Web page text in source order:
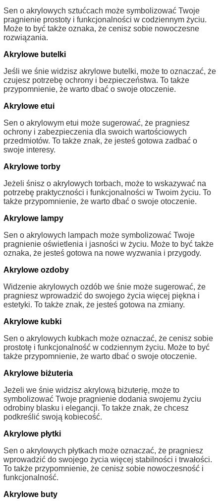
Sen o akrylowych sztućcach może symbolizować Twoje
pragnienie prostoty i funkcjonalności w codziennym życiu.
Może to być także oznaka, że cenisz sobie nowoczesne
rozwiązania.
Akrylowe butelki
Jeśli we śnie widzisz akrylowe butelki, może to oznaczać, że
czujesz potrzebę ochrony i bezpieczeństwa. To także
przypomnienie, że warto dbać o swoje otoczenie.
Akrylowe etui
Sen o akrylowym etui może sugerować, że pragniesz
ochrony i zabezpieczenia dla swoich wartościowych
przedmiotów. To także znak, że jesteś gotowa zadbać o
swoje interesy.
Akrylowe torby
Jeżeli śnisz o akrylowych torbach, może to wskazywać na
potrzebę praktyczności i funkcjonalności w Twoim życiu. To
także przypomnienie, że warto dbać o swoje otoczenie.
Akrylowe lampy
Sen o akrylowych lampach może symbolizować Twoje
pragnienie oświetlenia i jasności w życiu. Może to być także
oznaka, że jesteś gotowa na nowe wyzwania i przygody.
Akrylowe ozdoby
Widzenie akrylowych ozdób we śnie może sugerować, że
pragniesz wprowadzić do swojego życia więcej piękna i
estetyki. To także znak, że jesteś gotowa na zmiany.
Akrylowe kubki
Sen o akrylowych kubkach może oznaczać, że cenisz sobie
prostotę i funkcjonalność w codziennym życiu. Może to być
także przypomnienie, że warto dbać o swoje otoczenie.
Akrylowe biżuteria
Jeżeli we śnie widzisz akrylową biżuterię, może to
symbolizować Twoje pragnienie dodania swojemu życiu
odrobiny blasku i elegancji. To także znak, że chcesz
podkreślić swoją kobiecość.
Akrylowe płytki
Sen o akrylowych płytkach może oznaczać, że pragniesz
wprowadzić do swojego życia więcej stabilności i trwałości.
To także przypomnienie, że cenisz sobie nowoczesność i
funkcjonalność.
Akrylowe buty